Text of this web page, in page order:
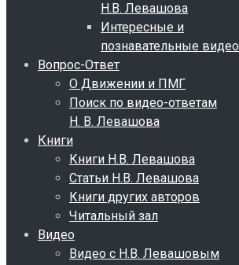
Н.В. Левашова
Интересные и
познавательные видео
Вопрос-Ответ
О Движении и ПМГ
Поиск по видео-ответам
Н. В. Левашова
Книги
Книги Н.В. Левашова
Статьи Н.В. Левашова
Книги других авторов
Читальный зал
Видео
Видео с Н.В. Левашовым